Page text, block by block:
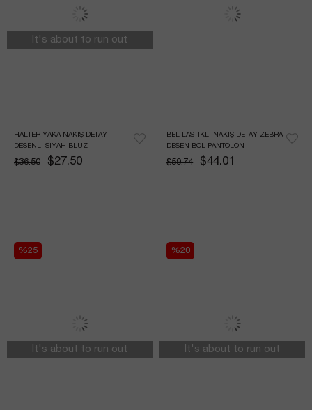
HALTER YAKA NAKIŞ DETAY
DESENLI SIYAH BLUZ
$27.50
$36.50
It's about to run out
BEL LASTIKLI NAKIŞ DETAY ZEBRA
DESEN BOL PANTOLON
$44.01
$59.74
%25
It's about to run out
%20
It's about to run out